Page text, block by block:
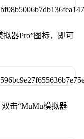
器Pro”图标，即可
击“MuMu模拟器